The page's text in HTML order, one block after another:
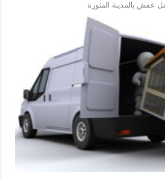
عفش بالمدينة المنورة